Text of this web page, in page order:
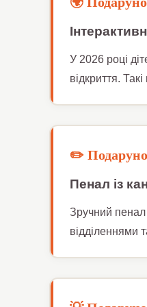
У 2026 році
відкриття.
✏️
Пенал із
Зручний пенал
відділеннями